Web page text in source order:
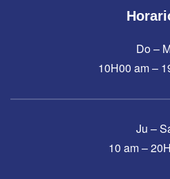
Do –
10H00 am –
Ju –
10 am –